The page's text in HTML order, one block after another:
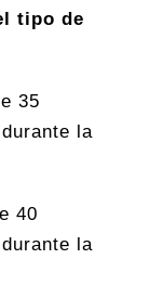
tipo de
35
la
40
la